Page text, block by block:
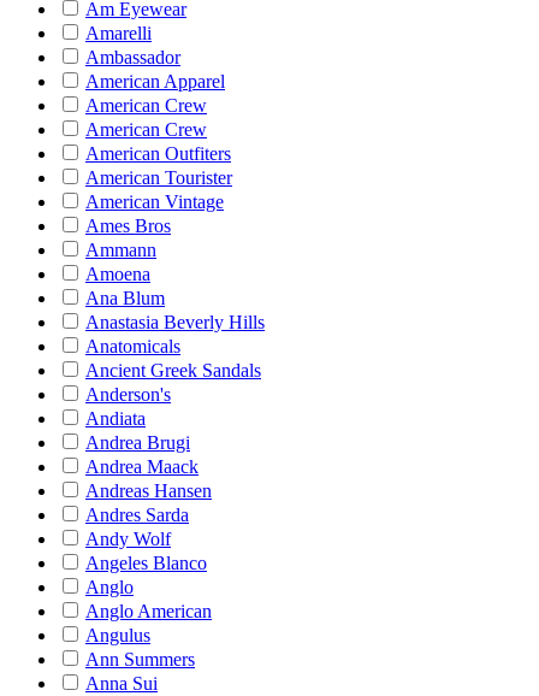
Am Eyewear
Amarelli
Ambassador
American Apparel
American Crew
American Crew
American Outfiters
American Tourister
American Vintage
Ames Bros
Ammann
Amoena
Ana Blum
Anastasia Beverly Hills
Anatomicals
Ancient Greek Sandals
Anderson's
Andiata
Andrea Brugi
Andrea Maack
Andreas Hansen
Andres Sarda
Andy Wolf
Angeles Blanco
Anglo
Anglo American
Angulus
Ann Summers
Anna Sui